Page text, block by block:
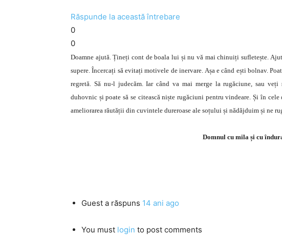
Răspunde la această întrebare
0
0
Doamne ajută. Țineți cont de boala lui și nu vă mai chinuiți sufletește.
supere. Încercați să evitați motivele de inervare. Așa e când ești bolnav.
regretă. Să nu-l judecăm. Iar când va mai merge la rugăciune, sau
duhovnic și poate să se citească niște rugăciuni pentru vindeare. Și în
ameliorarea răutății din cuvintele dureroase ale soțului și nădăjduim și ne
Domnul cu mila și cu
Guest a răspuns 14 ani ago
You must login to post comments